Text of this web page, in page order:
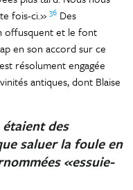
fois-ci.» 36 Des
offusquent et le font
en son accord sur ce
résolument engagée
antiques, dont Blaise
étaient des
saluer la foule en
«essuie-